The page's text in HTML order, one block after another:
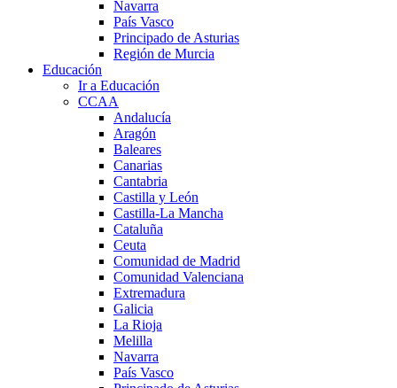
Navarra
País Vasco
Principado de Asturias
Región de Murcia
Educación
Ir a Educación
CCAA
Andalucía
Aragón
Baleares
Canarias
Cantabria
Castilla y León
Castilla-La Mancha
Cataluña
Ceuta
Comunidad de Madrid
Comunidad Valenciana
Extremadura
Galicia
La Rioja
Melilla
Navarra
País Vasco